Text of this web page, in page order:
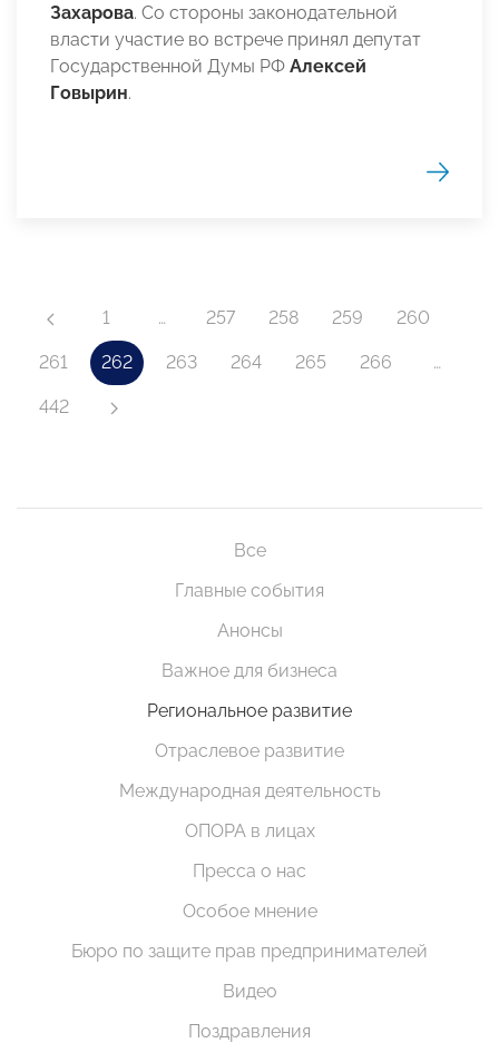
Захарова. Со стороны законодательной
власти участие во встрече принял депутат
Государственной Думы РФ Алексей
Говырин.
1 … 257 258 259 260
261 262 263 264 265 266 …
442
Все
Главные события
Анонсы
Важное для бизнеса
Региональное развитие
Отраслевое развитие
Международная деятельность
ОПОРА в лицах
Пресса о нас
Особое мнение
Бюро по защите прав предпринимателей
Видео
Поздравления